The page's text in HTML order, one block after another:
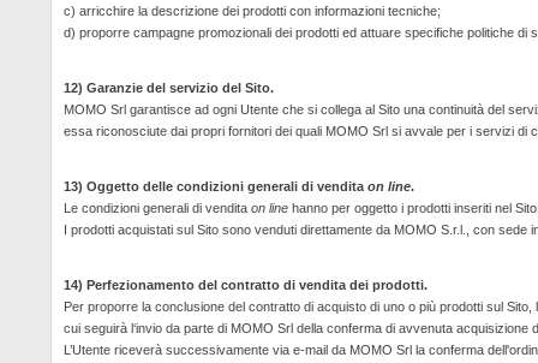
c) arricchire la descrizione dei prodotti con informazioni tecniche;
d) proporre campagne promozionali dei prodotti ed attuare specifiche politiche di
12) Garanzie del servizio del Sito.
MOMO Srl garantisce ad ogni Utente che si collega al Sito una continuità del
essa riconosciute dai propri fornitori dei quali MOMO Srl si avvale per i servizi di
13) Oggetto delle condizioni generali di vendita on line.
Le condizioni generali di vendita on line hanno per oggetto i prodotti inseriti nel
I prodotti acquistati sul Sito sono venduti direttamente da MOMO S.r.l., con
14) Perfezionamento del contratto di vendita dei prodotti.
Per proporre la conclusione del contratto di acquisto di uno o più prodotti sul
cui seguirà l‘invio da parte di MOMO Srl della conferma di avvenuta acquisizione
L’Utente riceverà successivamente via e-mail da MOMO Srl la conferma